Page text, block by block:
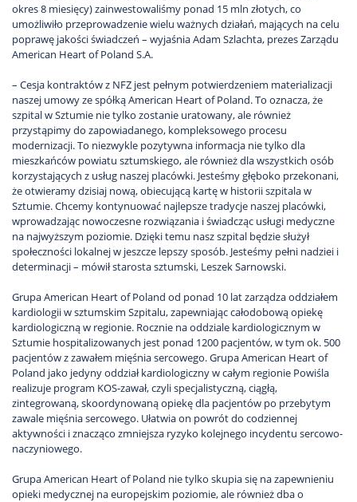
okres 8 miesięcy) zainwestowaliśmy ponad 15 mln złotych, co
umożliwiło przeprowadzenie wielu ważnych działań, mających na celu
poprawę jakości świadczeń – wyjaśnia Adam Szlachta, prezes Zarządu
American Heart of Poland S.A.
– Cesja kontraktów z NFZ jest pełnym potwierdzeniem materializacji
naszej umowy ze spółką American Heart of Poland. To oznacza, że
szpital w Sztumie nie tylko zostanie uratowany, ale również
przystąpimy do zapowiadanego, kompleksowego procesu
modernizacji. To niezwykle pozytywna informacja nie tylko dla
mieszkańców powiatu sztumskiego, ale również dla wszystkich osób
korzystających z usług naszej placówki. Jesteśmy głęboko przekonani,
że otwieramy dzisiaj nową, obiecującą kartę w historii szpitala w
Sztumie. Chcemy kontynuować najlepsze tradycje naszej placówki,
wprowadzając nowoczesne rozwiązania i świadcząc usługi medyczne
na najwyższym poziomie. Dzięki temu nasz szpital będzie służył
społeczności lokalnej w jeszcze lepszy sposób. Jesteśmy pełni nadziei i
determinacji – mówił starosta sztumski, Leszek Sarnowski.
Grupa American Heart of Poland od ponad 10 lat zarządza oddziałem
kardiologii w sztumskim Szpitalu, zapewniając całodobową opiekę
kardiologiczną w regionie. Rocznie na oddziale kardiologicznym w
Sztumie hospitalizowanych jest ponad 1200 pacjentów, w tym ok. 500
pacjentów z zawałem mięśnia sercowego. Grupa American Heart of
Poland jako jedyny oddział kardiologiczny w całym regionie Powiśla
realizuje program KOS-zawał, czyli specjalistyczną, ciągłą,
zintegrowaną, skoordynowaną opiekę dla pacjentów po przebytym
zawale mięśnia sercowego. Ułatwia on powrót do codziennej
aktywności i znacząco zmniejsza ryzyko kolejnego incydentu sercowo-
naczyniowego.
Grupa American Heart of Poland nie tylko skupia się na zapewnieniu
opieki medycznej na europejskim poziomie, ale również dba o